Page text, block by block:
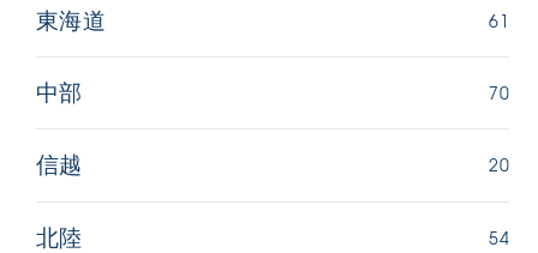
東海道 61
中部 70
信越 20
北陸 54